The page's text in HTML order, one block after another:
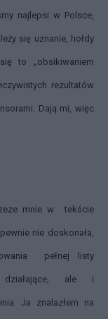
najlepsi w Polsce,
się uznanie, hołdy
to „obsikiwaniem
rezultatów
Dają mi, więc
mnie w tekście
nie doskonała,
pełnej listy
działające, ale i
Ja znalazłem na